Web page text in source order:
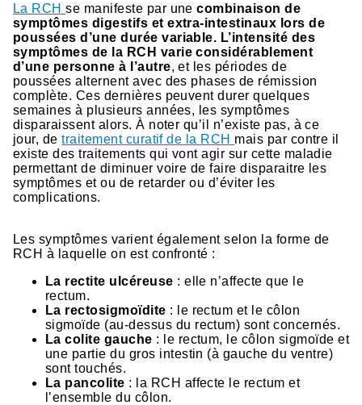
La RCHse manifeste par unecombinaison de
symptômes digestifs et extra-intestinaux lors de
poussées d’une durée variable. L’intensité des
symptômes de la RCH varie considérablement
d’une personne à l’autre, et les périodes de
poussées alternent avec des phases de rémission
complète. Ces dernières peuvent durer quelques
semaines à plusieurs années, les symptômes
disparaissent alors. À noter qu’il n’existe pas, à ce
jour, detraitement curatif de la RCH mais par contre il
existe des traitements qui vont agir sur cette maladie
permettant de diminuer voire de faire disparaitre les
symptômes et ou de retarder ou d’éviter les
complications.
Les symptômes varient également selon la forme de
RCH à laquelle on est confronté :
La rectite ulcéreuse : elle n’affecte que le
rectum.
La rectosigmoïdite : le rectum et le côlon
sigmoïde (au-dessus du rectum) sont concernés.
La colite gauche : le rectum, le côlon sigmoïde et
une partie du gros intestin (à gauche du ventre)
sont touchés.
La pancolite : la RCH affecte le rectum et
l’ensemble du côlon.